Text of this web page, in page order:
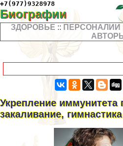
+7(977)9328978
Биографии
ЗДОРОВЬЕ :: ПЕРСОНАЛИИ
Укрепление иммунитета
закаливание, гимнастика